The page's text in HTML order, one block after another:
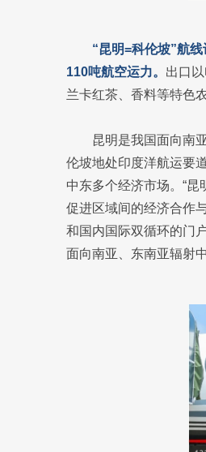
“昆明=科伦坡”航
110吨航空运力。 出口
兰卡红茶、香料等特色
昆明是我国面向南
伦坡地处印度洋航运要
中东多个经济市场。“
促进区域间的经济合作
和国内国际双循环的门
面向南亚、东南亚辐射中